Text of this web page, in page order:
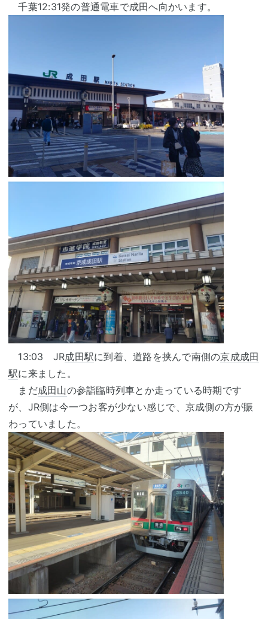
千葉12:31発の普通電車で成田へ向かいます。
13:03 JR成田駅に到着、道路を挟んで南側の京成成田
駅に来ました。
まだ成田山の参詣臨時列車とか走っている時期です
が、JR側は今一つお客が少ない感じで、京成側の方が賑
わっていました。